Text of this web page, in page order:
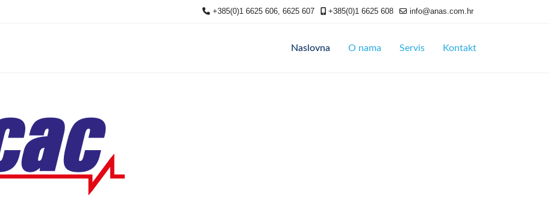
+385(0)1 6625 606, 6625 607 +385(0)1 6625 608 info@anas.com.hr
Naslovna O nama Servis Kontakt